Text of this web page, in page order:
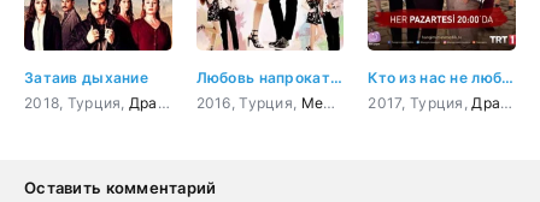
Затаив дыхание
2018, Турция, Драма криминал,Боевик,Приключения
Любовь напрокат 62 серия
2016, Турция, Мелодрама ,Комедия
Кто из нас не любил?
2017, Турция, Драма
Оставить комментарий